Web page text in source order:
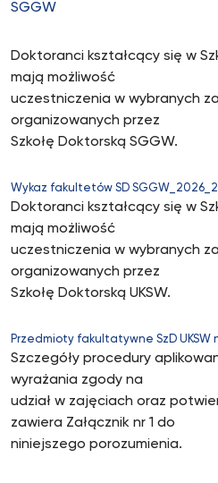
SGGW
Doktoranci kształcący się w
mają możliwość
uczestniczenia w wybranych
organizowanych przez
Szkołę Doktorską SGGW.
Wykaz fakultetów SD
Doktoranci kształcący się w
mają możliwość
uczestniczenia w wybranych
organizowanych przez
Szkołę Doktorską UKSW.
Przedmioty fakultatywne SzD UKSW
Szczegóły procedury
wyrażania zgody na
udział w zajęciach oraz
zawiera Załącznik nr 1 do
niniejszego porozumienia.